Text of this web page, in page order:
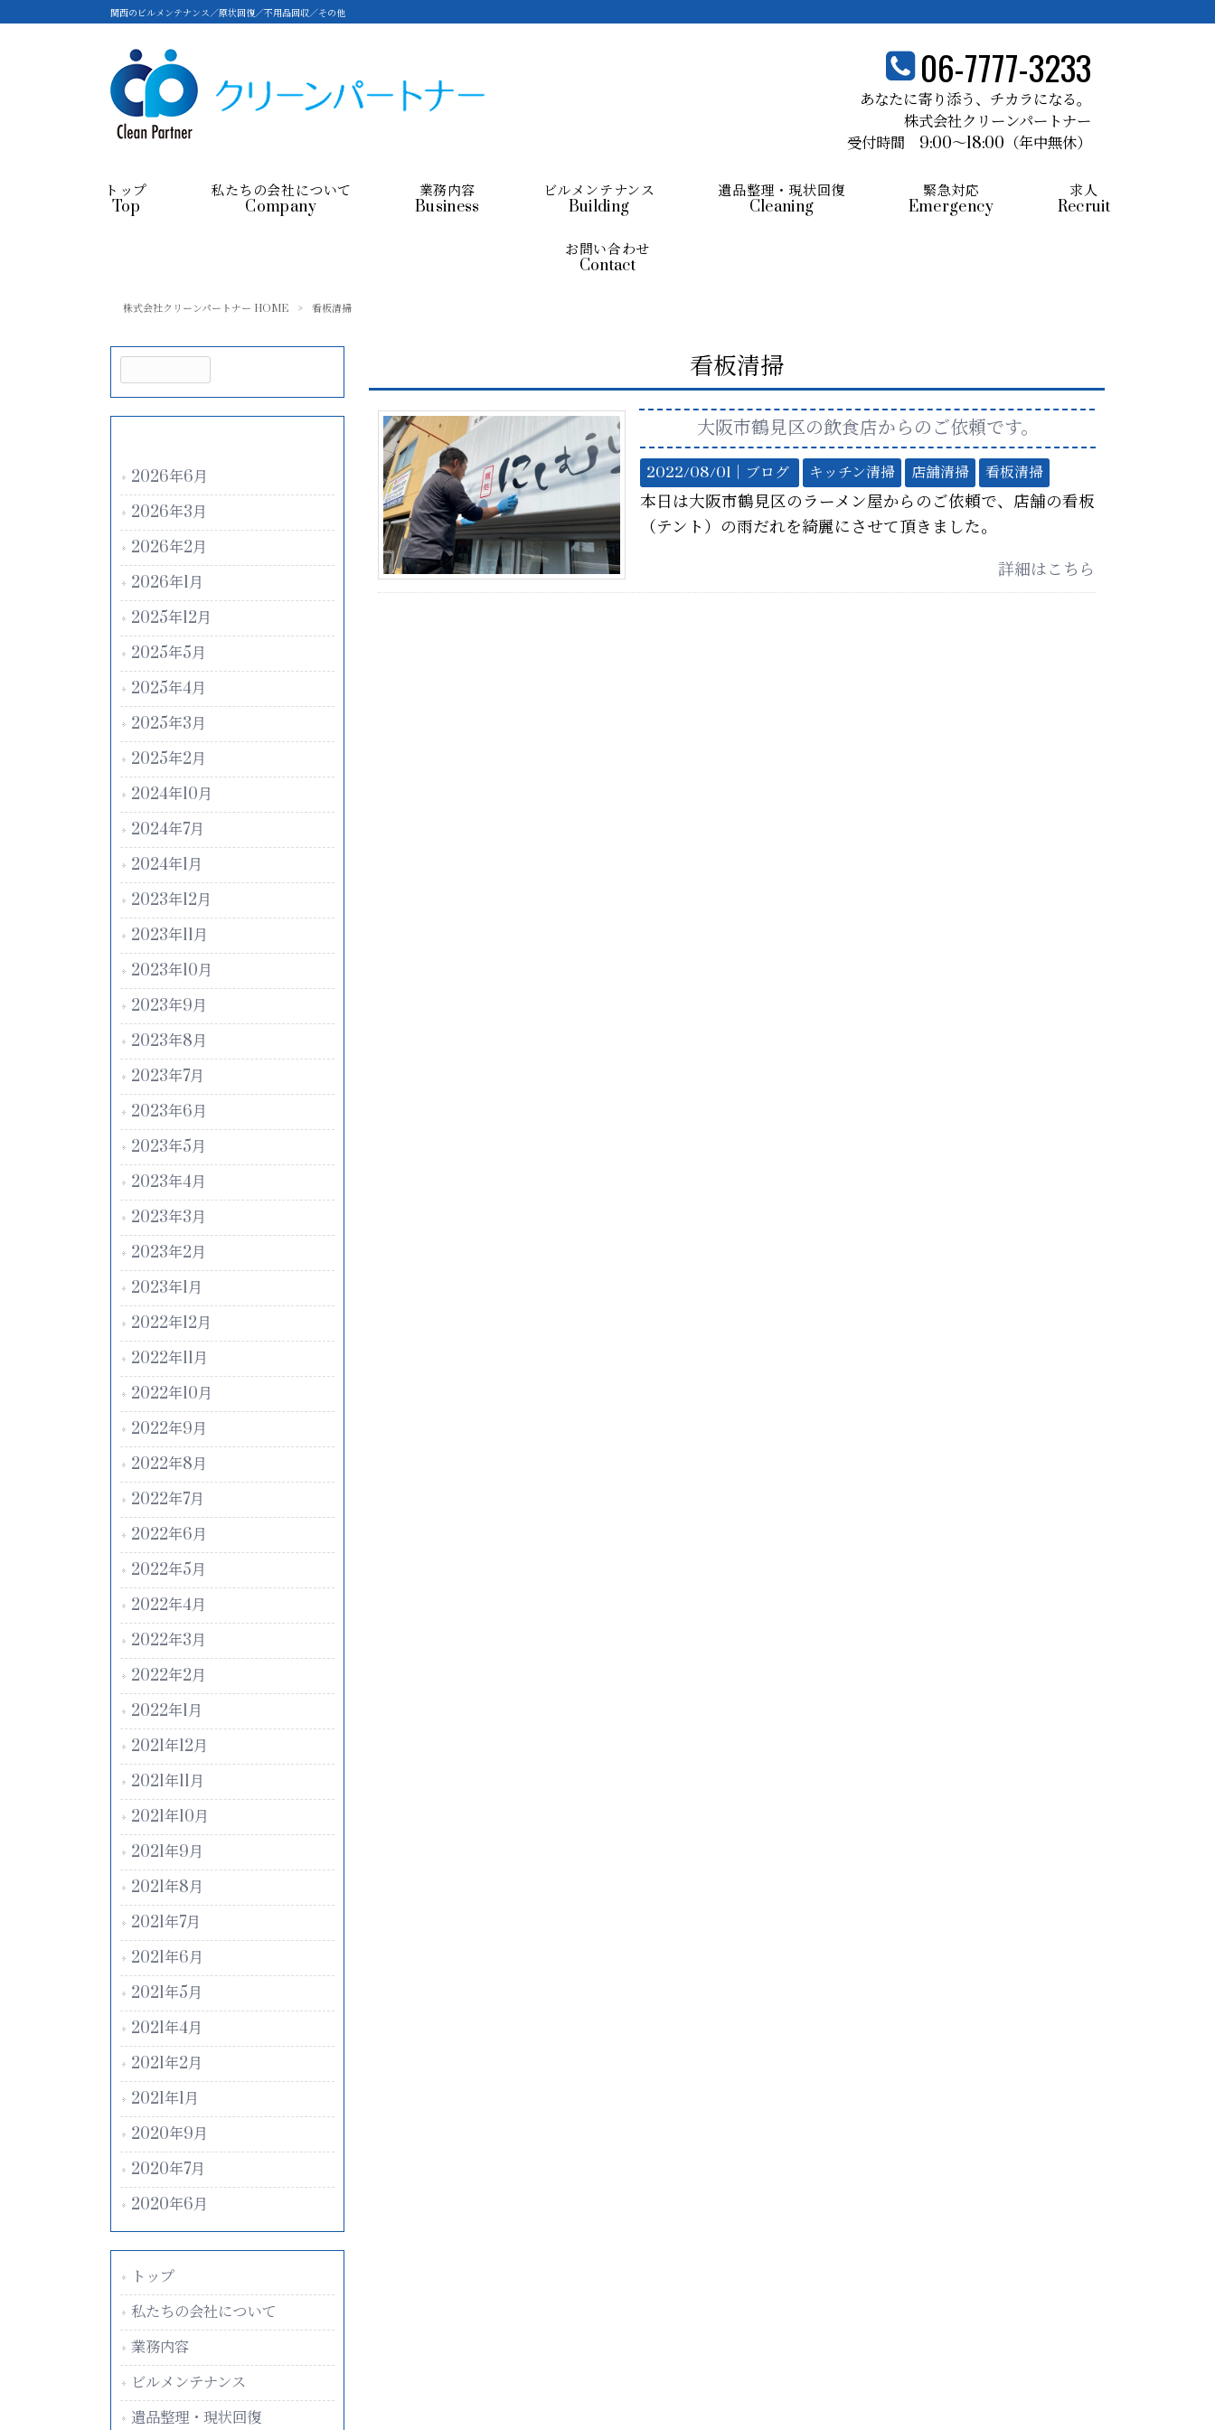
関西のビルメンテナンス／原状回復／不用品回収／その他
06-7777-3233
あなたに寄り添う、 チカラになる。
株式会社クリーンパートナー
受付時間 9:00～18:00 （年中無休）
トップ
Top
私たちの会社について
Company
業務内容
Business
ビルメンテナンス
Building
遺品整理・現状回復
Cleaning
緊急対応
Emergency
求人
Recruit
お問い合わせ
Contact
株式会社クリーンパートナー HOME > 看板清掃
看板清掃
大阪市鶴見区の飲食店からのご依頼です。
2022/08/01｜ ブログ キッチン清掃 店舗清掃 看板清掃
本日は大阪市鶴見区のラーメン屋からのご依頼で、店舗の看板
（テント）の雨だれを綺麗にさせて頂きました。
詳細はこちら
2026年6月
2026年3月
2026年2月
2026年1月
2025年12月
2025年5月
2025年4月
2025年3月
2025年2月
2024年10月
2024年7月
2024年1月
2023年12月
2023年11月
2023年10月
2023年9月
2023年8月
2023年7月
2023年6月
2023年5月
2023年4月
2023年3月
2023年2月
2023年1月
2022年12月
2022年11月
2022年10月
2022年9月
2022年8月
2022年7月
2022年6月
2022年5月
2022年4月
2022年3月
2022年2月
2022年1月
2021年12月
2021年11月
2021年10月
2021年9月
2021年8月
2021年7月
2021年6月
2021年5月
2021年4月
2021年2月
2021年1月
2020年9月
2020年7月
2020年6月
トップ
私たちの会社について
業務内容
ビルメンテナンス
遺品整理・現状回復